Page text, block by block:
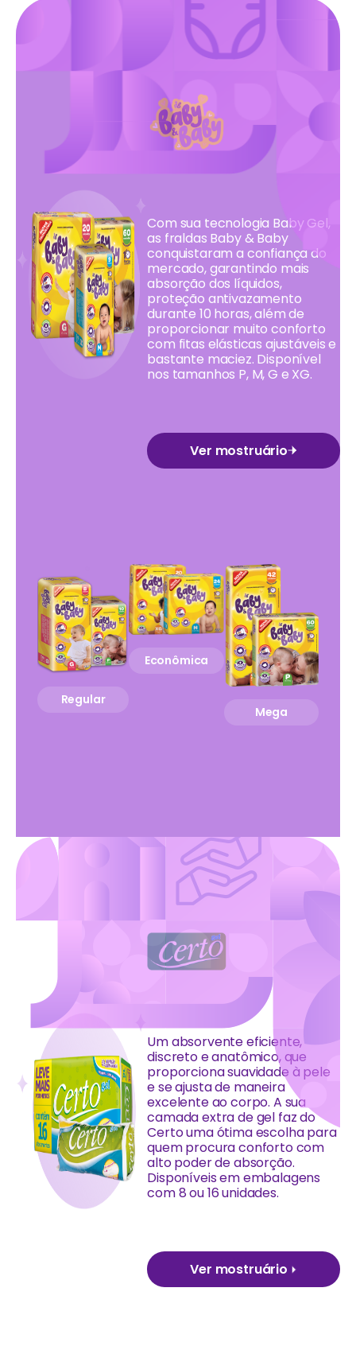
Com sua tecnologia Baby Gel,
as fraldas Baby & Baby
conquistaram a confiança do
mercado, garantindo mais
absorção dos líquidos,
proteção antivazamento
durante 10 horas, além de
proporcionar muito conforto
com fitas elásticas ajustáveis e
bastante maciez. Disponível
nos tamanhos P, M, G e XG.
Ver mostruário
Regular
Econômica
Mega
Um absorvente eficiente,
discreto e anatômico, que
proporciona suavidade à pele
e se ajusta de maneira
excelente ao corpo. A sua
camada extra de gel faz do
Certo uma ótima escolha para
quem procura conforto com
alto poder de absorção.
Disponíveis em embalagens
com 8 ou 16 unidades.
Ver mostruário